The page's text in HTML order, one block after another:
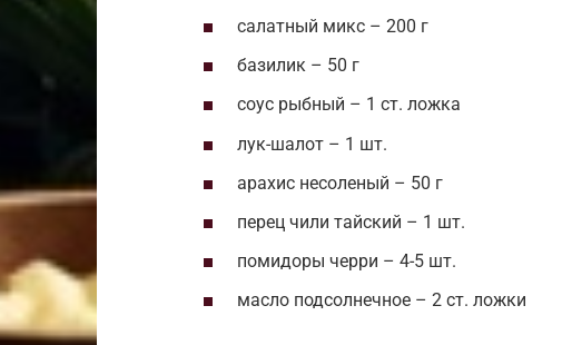
салатный микс – 200 г
базилик – 50 г
соус рыбный – 1 ст. ложка
лук-шалот – 1 шт.
арахис несоленый – 50 г
перец чили тайский – 1 шт.
помидоры черри – 4-5 шт.
масло подсолнечное – 2 ст. ложки